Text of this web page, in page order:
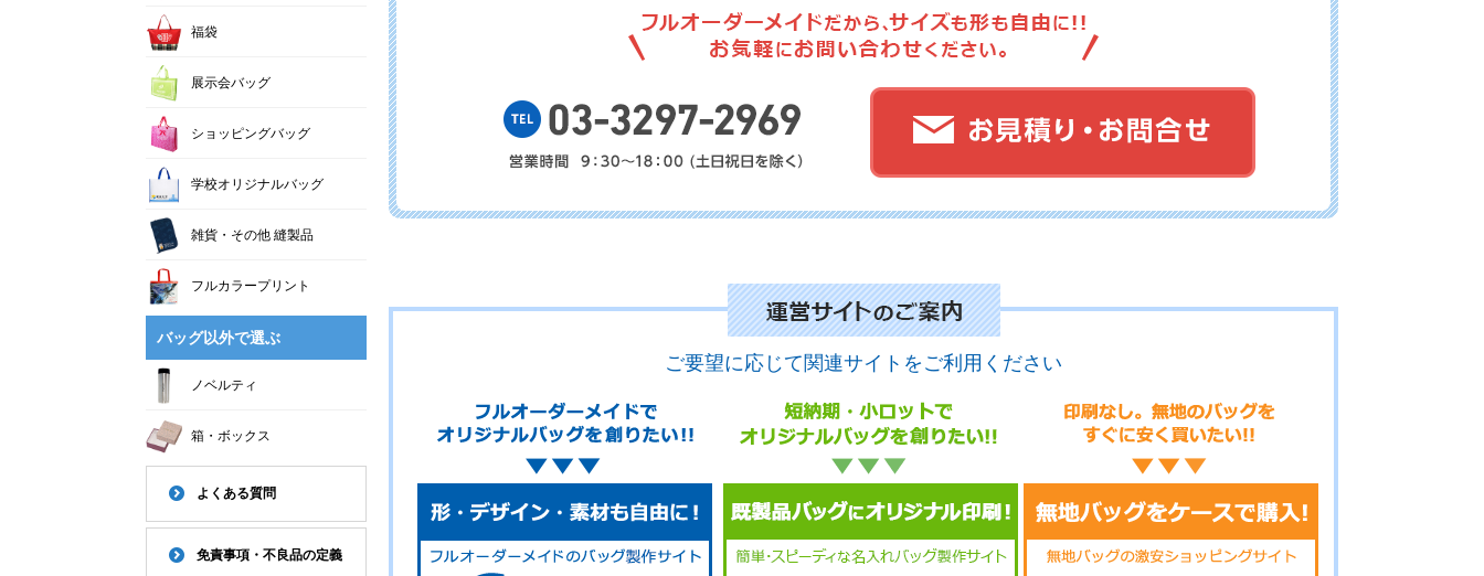
No.16-036
No.16-030 No.16-028 No.16-026
ご要望に応じて関連サイトをご利用ください
福袋
展示会バッグ
ショッピングバッグ
学校オリジナルバッグ
雑貨・その他 縫製品
フルカラープリント
バッグ以外で選ぶ
ノベルティ
箱・ボックス
よくある質問
免責事項・不良品の定義